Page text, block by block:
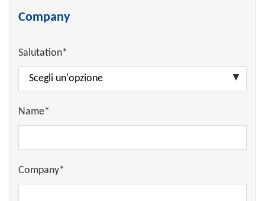
Company
Salutation*
Name*
Company*